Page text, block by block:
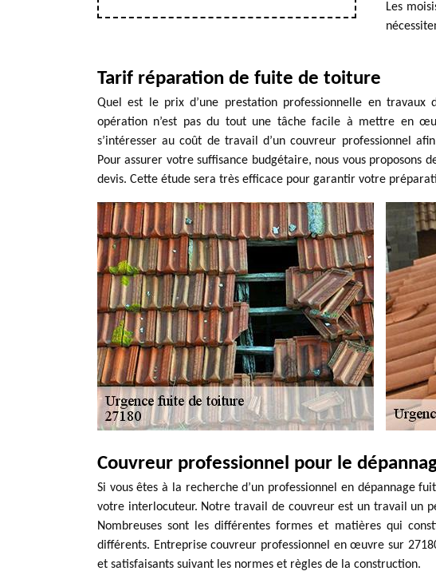
Les
Tarif réparation de fuite de toiture
Quel est le prix d’une prestation professionnelle en
opération n’est pas du tout une tâche facile à mettre en
s’intéresser au coût de travail d’un couvreur professionnel
Pour assurer votre suffisance budgétaire, nous vous proposons
devis. Cette étude sera très efficace pour garantir votre
Couvreur professionnel pour le
Si vous êtes à la recherche d’un professionnel en dépannage
votre interlocuteur. Notre travail de couvreur est un travail un
Nombreuses sont les différentes formes et matières qui
différents. Entreprise couvreur professionnel en œuvre sur
et satisfaisants suivant les normes et règles de la construction.